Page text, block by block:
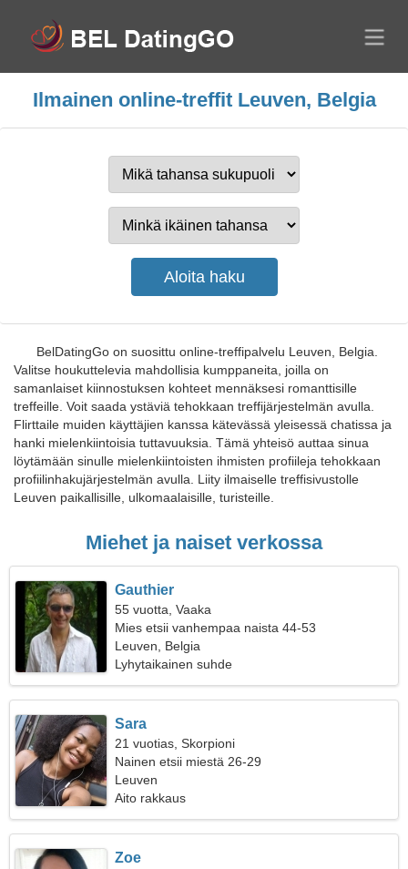
Ilmainen online-treffit Leuven, Belgia
BelDatingGo on suosittu online-treffipalvelu Leuven, Belgia.
Valitse houkuttelevia mahdollisia kumppaneita, joilla on
samanlaiset kiinnostuksen kohteet mennäksesi romanttisille
treffeille. Voit saada ystäviä tehokkaan treffijärjestelmän avulla.
Flirttaile muiden käyttäjien kanssa kätevässä yleisessä chatissa ja
hanki mielenkiintoisia tuttavuuksia. Tämä yhteisö auttaa sinua
löytämään sinulle mielenkiintoisten ihmisten profiileja tehokkaan
profiilinhakujärjestelmän avulla. Liity ilmaiselle treffisivustolle
Leuven paikallisille, ulkomaalaisille, turisteille.
Miehet ja naiset verkossa
Gauthier
55 vuotta, Vaaka
Mies etsii vanhempaa naista 44-53
Leuven, Belgia
Lyhytaikainen suhde
Sara
21 vuotias, Skorpioni
Nainen etsii miestä 26-29
Leuven
Aito rakkaus
Zoe